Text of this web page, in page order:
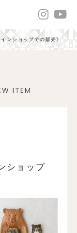
ンショップでの販売》
ITEM
ショップ